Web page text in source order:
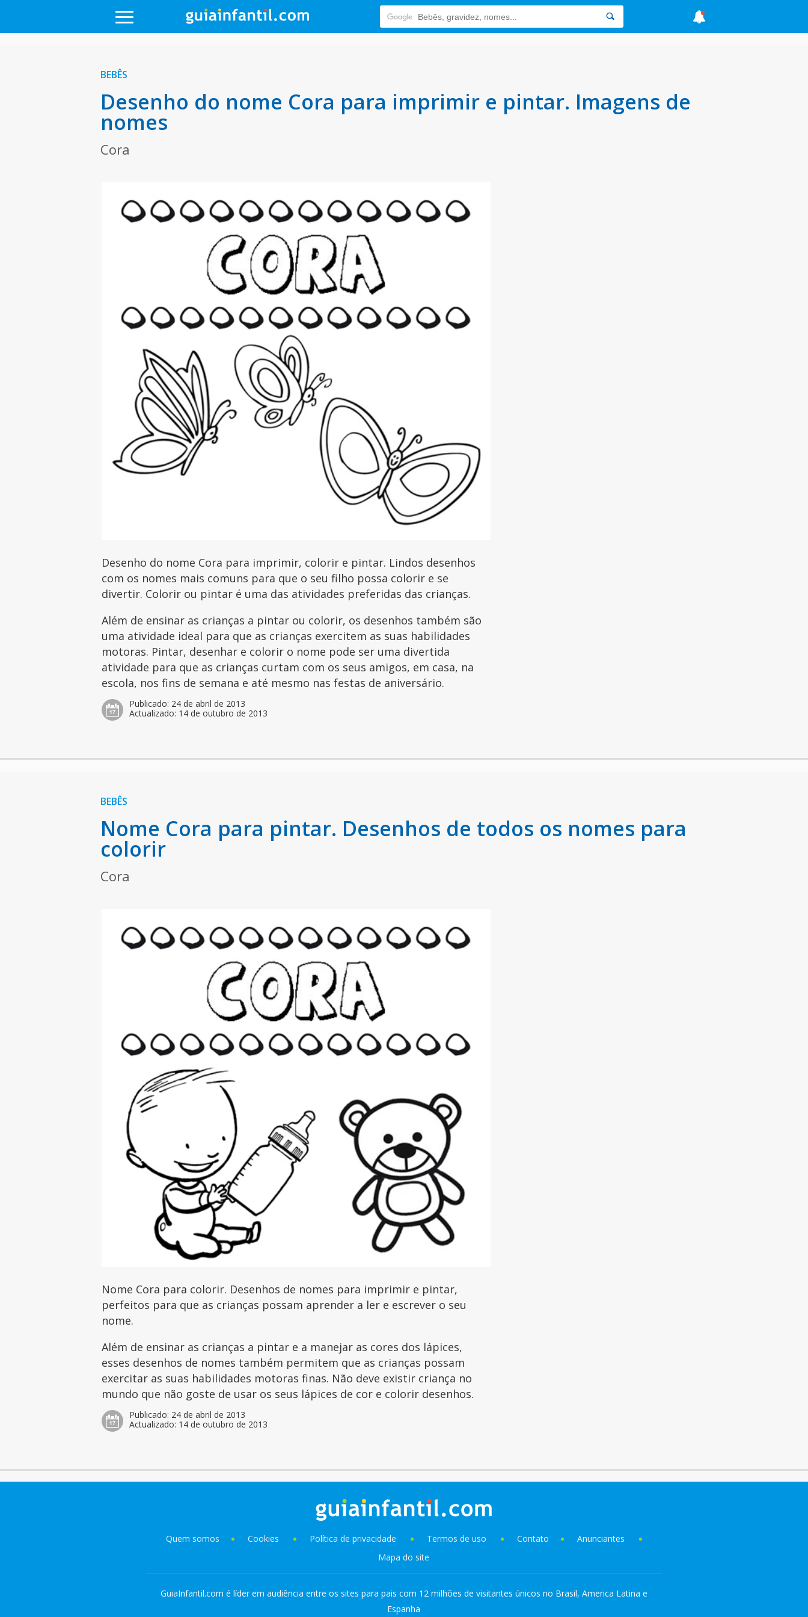
BEBÊS
Desenho do nome Cora para imprimir e pintar. Imagens de
nomes
Cora
Desenho do nome Cora para imprimir, colorir e pintar. Lindos desenhos
com os nomes mais comuns para que o seu filho possa colorir e se
divertir. Colorir ou pintar é uma das atividades preferidas das crianças.
Além de ensinar as crianças a pintar ou colorir, os desenhos também são
uma atividade ideal para que as crianças exercitem as suas habilidades
motoras. Pintar, desenhar e colorir o nome pode ser uma divertida
atividade para que as crianças curtam com os seus amigos, em casa, na
escola, nos fins de semana e até mesmo nas festas de aniversário.
Publicado: 24 de abril de 2013
Actualizado: 14 de outubro de 2013
BEBÊS
Nome Cora para pintar. Desenhos de todos os nomes para
colorir
Cora
Nome Cora para colorir. Desenhos de nomes para imprimir e pintar,
perfeitos para que as crianças possam aprender a ler e escrever o seu
nome.
Além de ensinar as crianças a pintar e a manejar as cores dos lápices,
esses desenhos de nomes também permitem que as crianças possam
exercitar as suas habilidades motoras finas. Não deve existir criança no
mundo que não goste de usar os seus lápices de cor e colorir desenhos.
Publicado: 24 de abril de 2013
Actualizado: 14 de outubro de 2013
Quem somos Cookies Política de privacidade Termos de uso Contato
Anunciantes
Mapa do site
GuiaInfantil.com é líder em audiência entre os sites para pais com 12 milhões de visitantes únicos no Brasil, America Latina e
Espanha